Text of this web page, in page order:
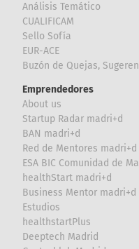
Análisis Temático
CUALIFICAM
Sello Sofía
EUR-ACE
Buzón de Quejas,
Emprendedores
About us
Startup Radar madri+d
BAN madri+d
Red de Mentores madri+d
ESA BIC Comunidad de
healthStart madri+d
Business Mentor madri+d
Estudios
healthstartPlus
Deeptech Madrid